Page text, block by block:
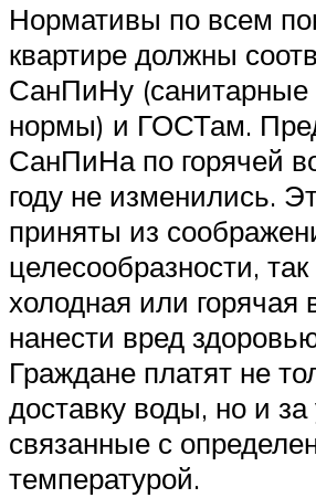
Нормативы по всем
квартире должны
СанПиНу (санитарные
нормы) и ГОСТам.
СанПиНа по горячей
году не изменились.
приняты из
целесообразности,
холодная или горячая
нанести вред
Граждане платят не
доставку воды, но и за
связанные с
температурой.